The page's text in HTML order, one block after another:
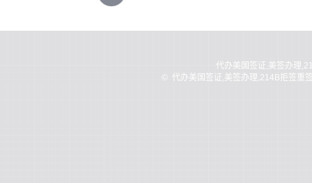
代办美国签证,美签办理
代办美国签证,美签办理,214B拒签重